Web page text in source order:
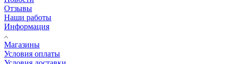
Отзывы
Наши работы
Информация
Магазины
Условия оплаты